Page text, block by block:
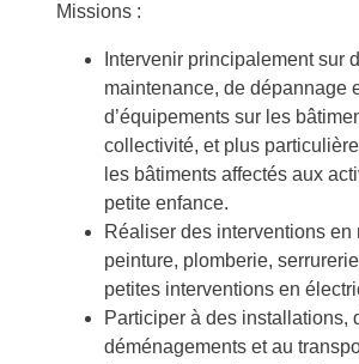
Missions :
Intervenir principalement sur
maintenance, de dépannage
d’équipements sur les
collectivité, et plus
les bâtiments affectés aux
petite enfance.
Réaliser des interventions en
peinture, plomberie,
petites interventions en
Participer à des installations,
déménagements et au